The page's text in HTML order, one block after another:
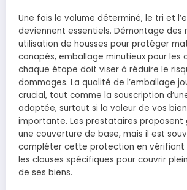
Une fois le volume déterminé, le tri et
deviennent essentiels. Démontage des
utilisation de housses pour protéger
canapés, emballage minutieux pour les
chaque étape doit viser à réduire le
dommages. La qualité de l’emballage
crucial, tout comme la souscription
adaptée, surtout si la valeur de vos
importante. Les prestataires proposent
une couverture de base, mais il est
compléter cette protection en vérifiant
les clauses spécifiques pour couvrir
de ses biens.